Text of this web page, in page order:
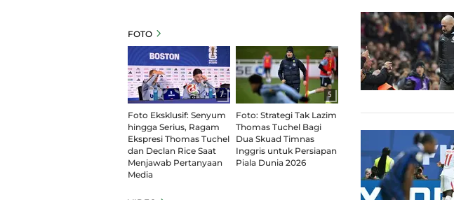
FOTO
7
Foto Eksklusif: Senyum
hingga Serius, Ragam
Ekspresi Thomas Tuchel
dan Declan Rice Saat
Menjawab Pertanyaan
Media
5
Foto: Strategi Tak Lazim
Thomas Tuchel Bagi
Dua Skuad Timnas
Inggris untuk Persiapan
Piala Dunia 2026